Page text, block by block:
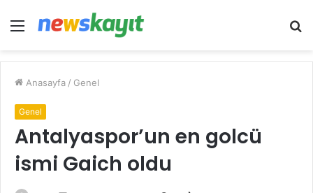
Menü
Anasayfa / Genel
Genel
Antalyaspor’un en golcü
ismi Gaich oldu